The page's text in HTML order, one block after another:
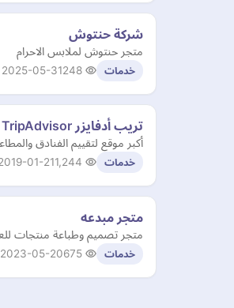
شركة حنتوش
متجر حنتوش لملابس الاحرام
خدمات 2025-05-31
تريب أدفايزر TripAdvisor
أكبر موقع لتقييم الفنادق والمطاعم والامكان السياحية
خدمات 01-21
متجر مبدعه
متجر تصميم وطباعة منتجات
خدمات 2023-05-20